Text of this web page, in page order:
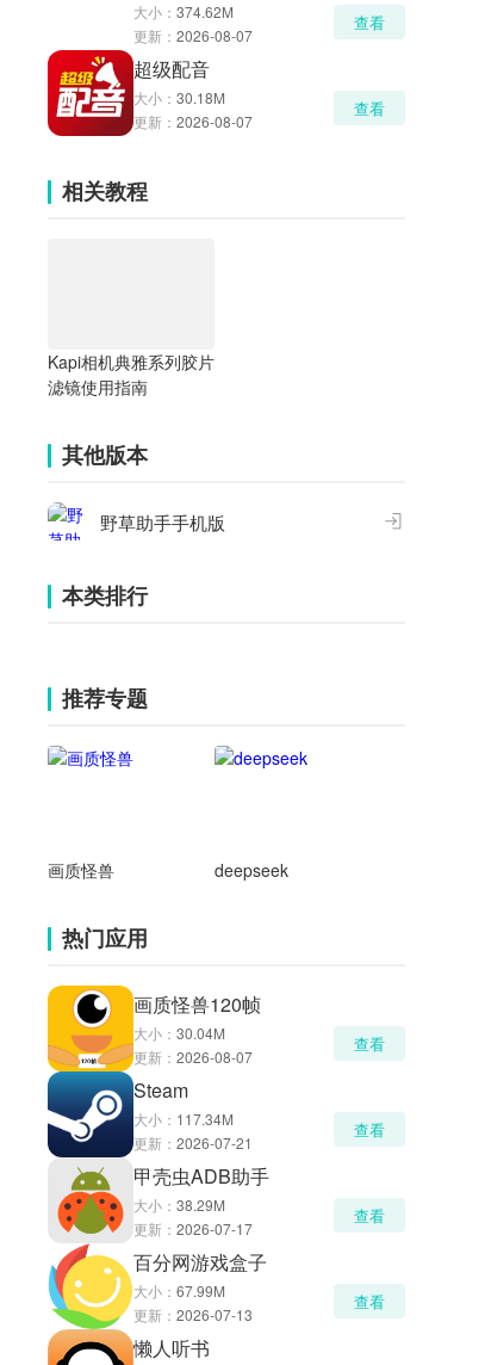
大小： 374.62M
更新： 2026-08-07
查看
超级配音
大小： 30.18M
更新： 2026-08-07
查看
相关教程
Kapi相机典雅系列胶片
滤镜使用指南
其他版本
野草助手手机版
本类排行
推荐专题
画质怪兽 deepseek
热门应用
画质怪兽120帧
大小： 30.04M
更新： 2026-08-07
查看
Steam
大小： 117.34M
更新： 2026-07-21
查看
甲壳虫ADB助手
大小： 38.29M
更新： 2026-07-17
查看
百分网游戏盒子
大小： 67.99M
更新： 2026-07-13
查看
懒人听书